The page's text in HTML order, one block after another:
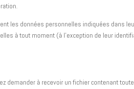
les données personnelles indiquées dans
à tout moment (à l’exception de leur
demander à recevoir un fichier contenant